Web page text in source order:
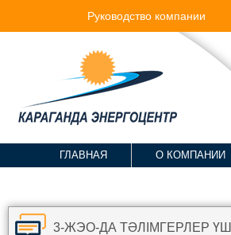
Руководство компании
ГЛАВНАЯ О КОМПАНИИ
3-ЖЭО-ДА ТӘЛІМГЕРЛЕР